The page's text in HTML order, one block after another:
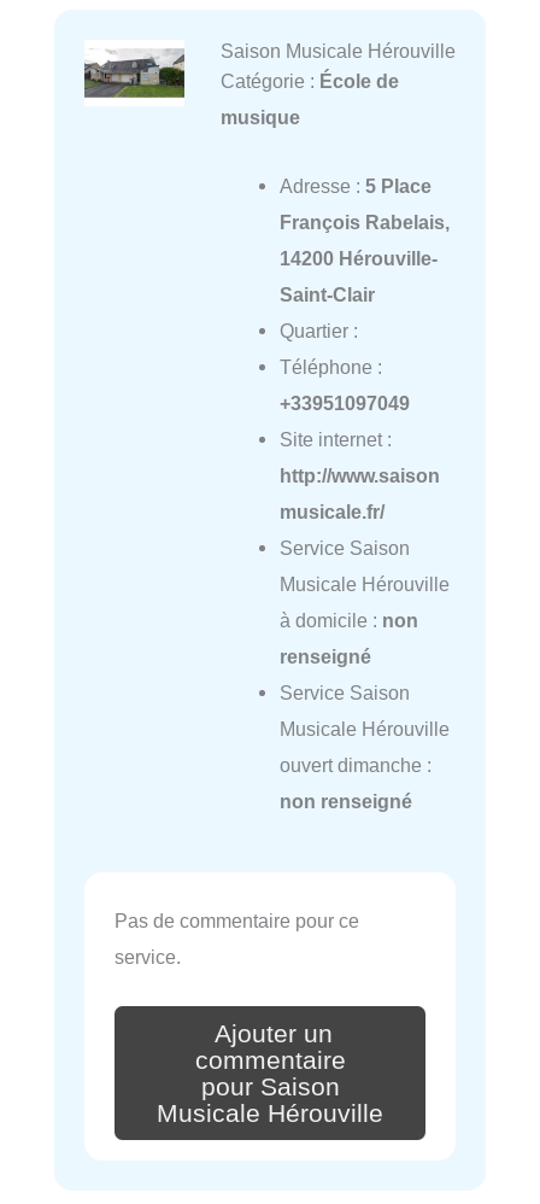
Saison Musicale Hérouville
Catégorie : École de
musique
Adresse : 5 Place
François Rabelais,
14200 Hérouville-
Saint-Clair
Quartier :
Téléphone :
+33951097049
Site internet :
http://www.saison
musicale.fr/
Service Saison
Musicale Hérouville
à domicile : non
renseigné
Service Saison
Musicale Hérouville
ouvert dimanche :
non renseigné
Pas de commentaire pour ce
service.
Ajouter un
commentaire
pour Saison
Musicale Hérouville